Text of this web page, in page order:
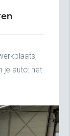
je auto: het